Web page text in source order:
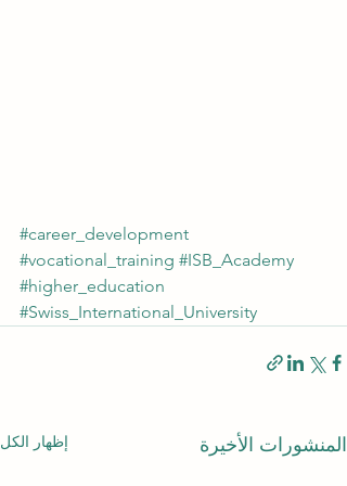
#career_development
#vocational_training #ISB_Academy
#higher_education
#Swiss_International_University
المنشورات الأخيرة إظهار الكل